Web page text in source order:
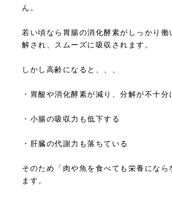
ん。
若い頃なら胃腸の消化酵素がしっかり
解され、スムーズに吸収されます。
しかし高齢になると、、、
・胃酸や消化酵素が減り、分解が不十分
・小腸の吸収力も低下する
・肝臓の代謝力も落ちている
そのため「肉や魚を食べても栄養になら
ます。